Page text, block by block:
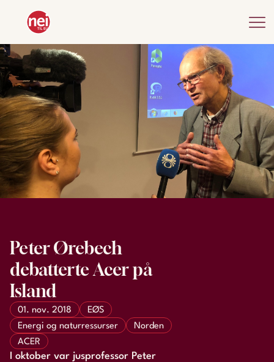
Peter Ørebech
debatterte Acer på
Island
01. nov. 2018
EØS
Energi og naturressurser
Norden
ACER
I oktober var jusprofessor Peter